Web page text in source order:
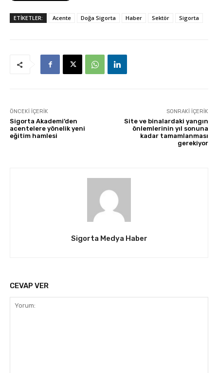
ETİKETLER: Acente Doğa Sigorta Haber Sektör Sigorta
ÖNCEKI İÇERIK
Sigorta Akademi’den
acentelere yönelik yeni
eğitim hamlesi
SONRAKI İÇERIK
Site ve binalardaki yangın
önlemlerinin yıl sonuna
kadar tamamlanması
gerekiyor
Sigorta Medya Haber
CEVAP VER